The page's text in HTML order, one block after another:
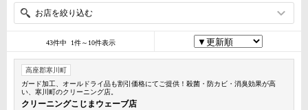
お店を絞り込む
43件中 1件～10件表示
高座郡寒川町
ガード加工、オールドライ品も割引価格にてご提供！殺菌・防カビ・消臭効果が高
い、寒川町のクリーニング店。
クリーニングこじまウェーブ店